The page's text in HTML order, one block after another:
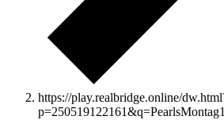
https://play.realbridge.online/